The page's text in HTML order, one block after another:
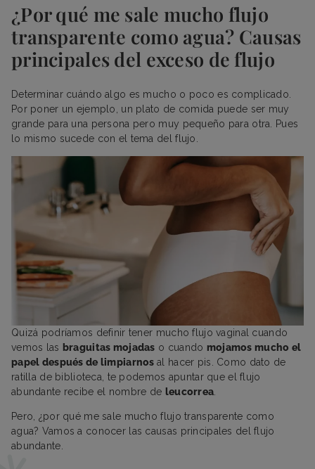
¿Por qué me sale mucho flujo
transparente como agua? Causas
principales del exceso de flujo
Determinar cuándo algo es mucho o poco es complicado.
Por poner un ejemplo, un plato de comida puede ser muy
grande para una persona pero muy pequeño para otra. Pues
lo mismo sucede con el tema del flujo.
Quizá podríamos definir tener mucho flujo vaginal cuando
vemos las braguitas mojadas o cuando mojamos mucho el
papel después de limpiarnosal hacer pis. Como dato de
ratilla de biblioteca, te podemos apuntar que el flujo
abundante recibe el nombre de leucorrea
Pero, ¿por qué me sale mucho flujo transparente como
agua? Vamos a conocer las causas principales del flujo
abundante.